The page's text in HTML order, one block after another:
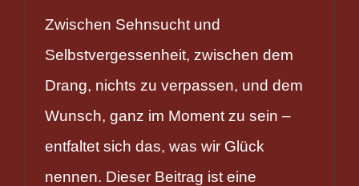
Zwischen Sehnsucht und
Selbstvergessenheit, zwischen dem
Drang, nichts zu verpassen, und dem
Wunsch, ganz im Moment zu sein –
entfaltet sich das, was wir Glück
nennen. Dieser Beitrag ist eine